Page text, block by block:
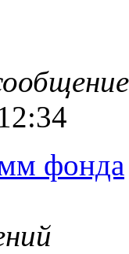
фонда